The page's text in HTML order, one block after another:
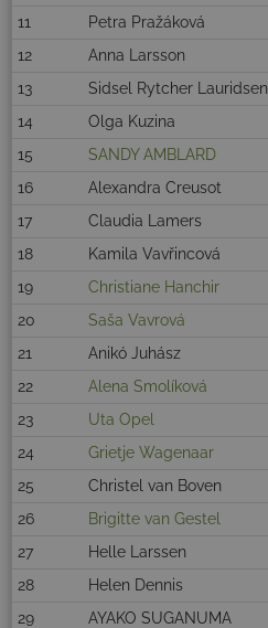
11
Petra Pražáková
12
Anna Larsson
13
Sidsel Rytcher Lauridsen
14
Olga Kuzina
15
SANDY AMBLARD
16
Alexandra Creusot
17
Claudia Lamers
18
Kamila Vavřincová
19
Christiane Hanchir
20
Saša Vavrová
21
Anikó Juhász
22
Alena Smolíková
23
Uta Opel
24
Grietje Wagenaar
25
Christel van Boven
26
Brigitte van Gestel
27
Helle Larssen
28
Helen Dennis
29
AYAKO SUGANUMA